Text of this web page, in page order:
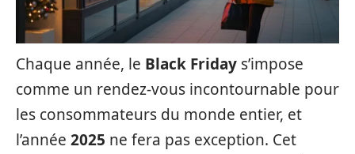
Chaque année, le Black Friday s’impose
comme un rendez-vous incontournable pour
les consommateurs du monde entier, et
l’année 2025 ne fera pas exception. Cet